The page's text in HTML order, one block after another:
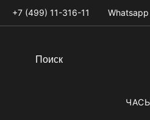
+7 (499) 11-316-11 Whatsapp